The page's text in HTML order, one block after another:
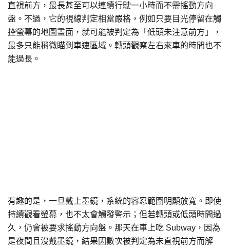
直視前方，最長甚至可以連續行駛一小時而不需搖動方向
盤。不過，它的視線判定相當嚴格，例如只要目光停留在觸
控螢幕的地圖畫面，就可能被判定為「低頭未注意前方」，
最多只能稍微瞄到車速區域。轉頭觀察左右來車的時間也不
能過長。
有趣的是，一旦戴上墨鏡，系統的容忍範圍明顯放寬。即使
持續觀看螢幕，也不太會觸發警示；但若轉頭或低頭時間過
久，仍會被要求搖動方向盤。那天在車上吃 Subway，因為
是夜間且沒戴墨鏡，結果因數次被判定為未直視前方而解